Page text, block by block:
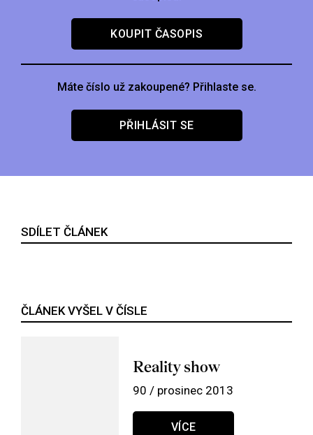
KOUPIT ČASOPIS
Máte číslo už zakoupené? Přihlaste se.
PŘIHLÁSIT SE
SDÍLET ČLÁNEK
ČLÁNEK VYŠEL V ČÍSLE
Reality show
90 / prosinec 2013
VÍCE